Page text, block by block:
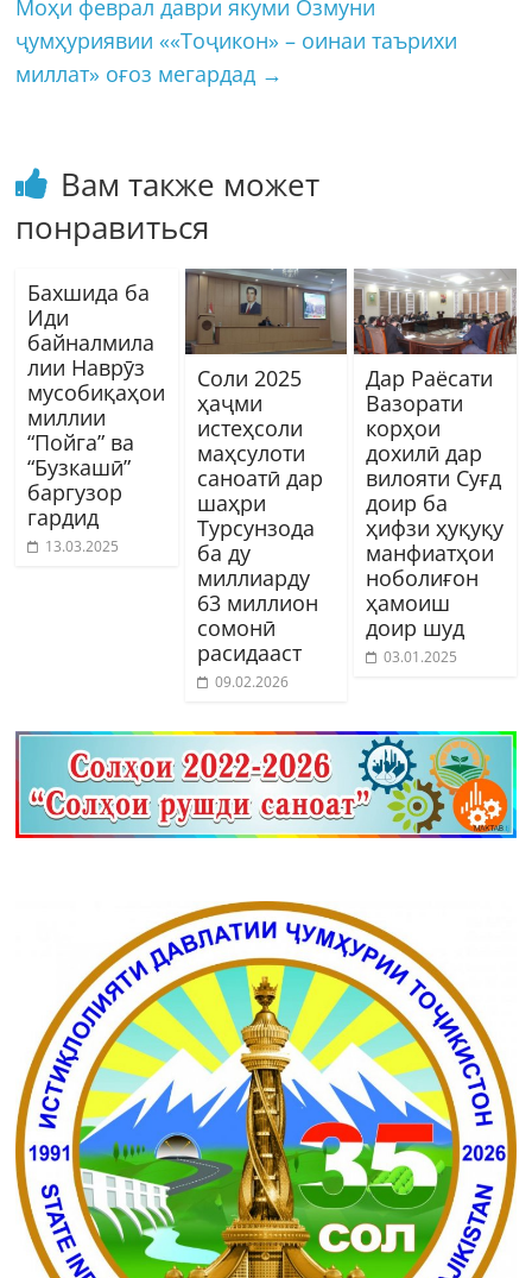
Моҳи феврал даври якуми Озмуни
ҷумҳуриявии ««Тоҷикон» – оинаи таърихи
миллат» оғоз мегардад →
Вам также может
понравиться
Бахшида ба
Иди
байналмила
лии Наврӯз
мусобиқаҳои
миллии
“Пойга” ва
“Бузкашӣ”
баргузор
гардид
13.03.2025
Соли 2025
ҳаҷми
истеҳсоли
маҳсулоти
саноатӣ дар
шаҳри
Турсунзода
ба ду
миллиарду
63 миллион
сомонӣ
расидааст
09.02.2026
Дар Раёсати
Вазорати
корҳои
дохилӣ дар
вилояти Суғд
доир ба
ҳифзи ҳуқуқу
манфиатҳои
ноболиғон
ҳамоиш
доир шуд
03.01.2025